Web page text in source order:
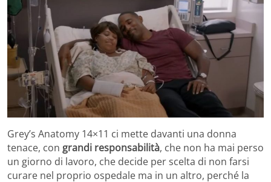
Grey’s Anatomy 14×11 ci mette davanti una donna
tenace, con grandi responsabilità, che non ha mai perso
un giorno di lavoro, che decide per scelta di non farsi
curare nel proprio ospedale ma in un altro, perché la